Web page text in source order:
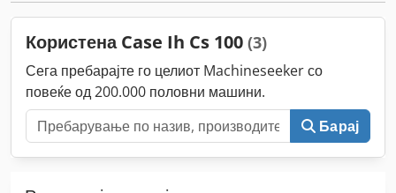
Користена Case Ih Cs 100 (3)
Сега пребарајте го целиот Machineseeker со
повеќе од 200.000 половни машини.
Барај